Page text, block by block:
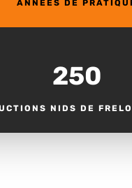
ANNÉES DE
250
NIDS DE